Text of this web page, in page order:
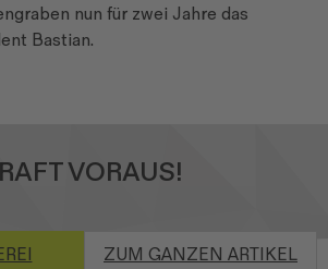
nun für zwei Jahre das
Bastian.
VORAUS!
ZUM GANZEN ARTIKEL